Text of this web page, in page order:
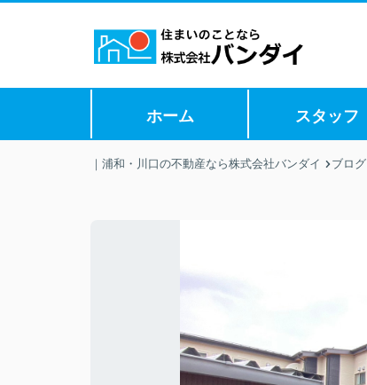
ホーム スタッフ
｜浦和・川口の不動産なら株式会社バンダイ ブログ